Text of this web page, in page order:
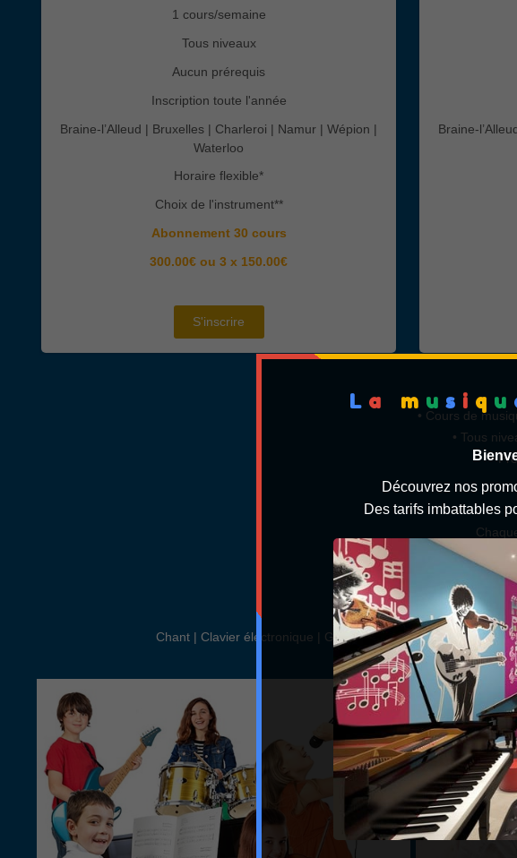
1 cours/semaine
Tous niveaux
Aucun prérequis
Inscription toute l'année
Braine-l’Alleud | Bruxelles | Charleroi | Namur | Wépion |
Waterloo
Horaire flexible*
Choix de l'instrument**
Abonnement 30 cours
300.00€ ou 3 x 150.00€
S'inscrire
Braine-
• Cours de
• Tous
•
Des
Chant | Clavier électronique | Guitare acoustique | Guitare
L a m u s i q u
Découvrez nos
Des tarifs imbattables